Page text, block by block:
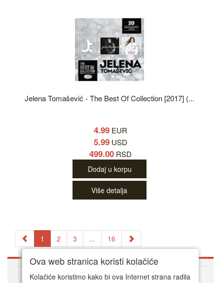
Jelena Tomašević - The Best Of Collection [2017] (...
4.99 EUR
5.99 USD
499.00 RSD
Dodaj u korpu
Više detalja
1 2 3 ... 16
O DVD Zoni
Ova web stranica koristi kolačiće
Kolačiće koristimo kako bi ova Internet strana radila